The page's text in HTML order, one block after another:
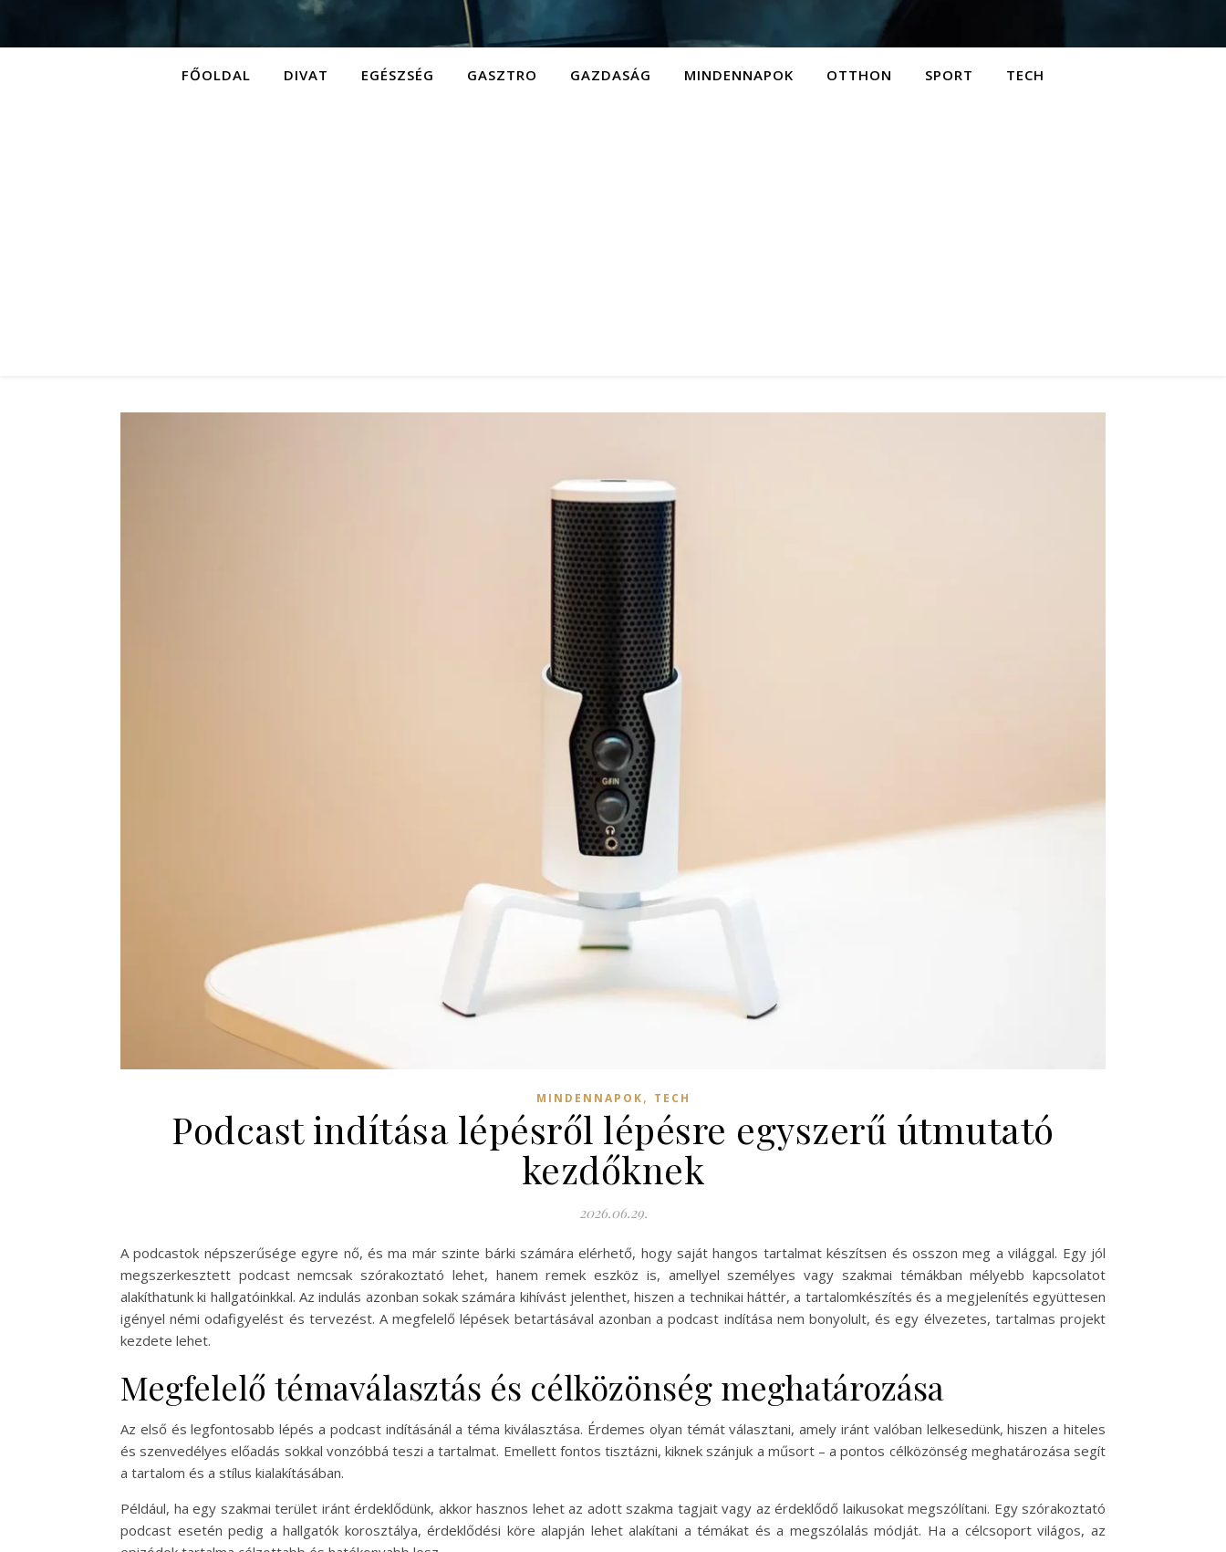
FŐOLDAL DIVAT EGÉSZSÉG GASZTRO GAZDASÁG MINDENNAPOK OTTHON SPORT TECH
MINDENNAPOK, TECH
Podcast indítása lépésről lépésre egyszerű útmutató
kezdőknek
2026.06.29.
A podcastok népszerűsége egyre nő, és ma már szinte bárki számára elérhető, hogy saját hangos tartalmat készítsen és osszon meg a világgal. Egy jól
megszerkesztett podcast nemcsak szórakoztató lehet, hanem remek eszköz is, amellyel személyes vagy szakmai témákban mélyebb kapcsolatot
alakíthatunk ki hallgatóinkkal. Az indulás azonban sokak számára kihívást jelenthet, hiszen a technikai háttér, a tartalomkészítés és a megjelenítés együttesen
igényel némi odafigyelést és tervezést. A megfelelő lépések betartásával azonban a podcast indítása nem bonyolult, és egy élvezetes, tartalmas projekt
kezdete lehet.
Megfelelő témaválasztás és célközönség meghatározása
Az első és legfontosabb lépés a podcast indításánál a téma kiválasztása. Érdemes olyan témát választani, amely iránt valóban lelkesedünk, hiszen a hiteles
és szenvedélyes előadás sokkal vonzóbbá teszi a tartalmat. Emellett fontos tisztázni, kiknek szánjuk a műsort – a pontos célközönség meghatározása segít
a tartalom és a stílus kialakításában.
Például, ha egy szakmai terület iránt érdeklődünk, akkor hasznos lehet az adott szakma tagjait vagy az érdeklődő laikusokat megszólítani. Egy szórakoztató
podcast esetén pedig a hallgatók korosztálya, érdeklődési köre alapján lehet alakítani a témákat és a megszólalás módját. Ha a célcsoport világos, az